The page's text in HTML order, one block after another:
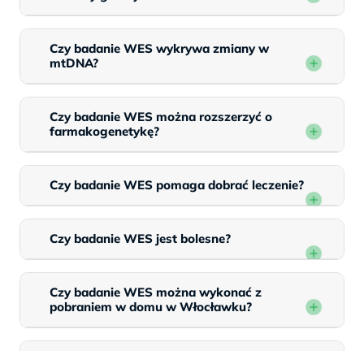
Czy badanie WES wykrywa zmiany w
mtDNA?
Czy badanie WES można rozszerzyć o
farmakogenetykę?
Czy badanie WES pomaga dobrać leczenie?
Czy badanie WES jest bolesne?
Czy badanie WES można wykonać z
pobraniem w domu w Włocławku?